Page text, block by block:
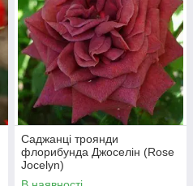
Саджанці троянди
флорибунда Джоселін (Rose
Jocelyn)